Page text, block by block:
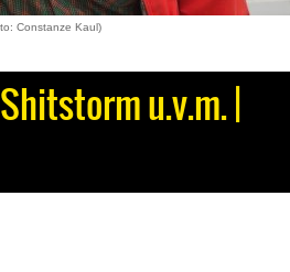
Constanze Kaul)
u.v.m. |